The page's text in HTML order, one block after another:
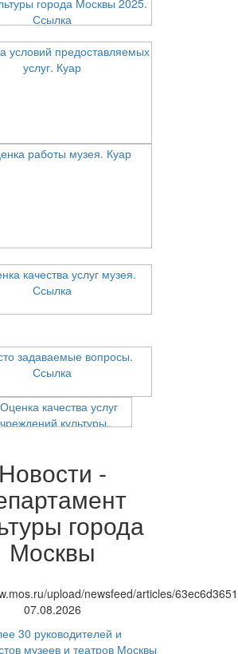
Новости -
города
Москвы
07.08.2026
30 руководителей и
музеев и театров Москвы